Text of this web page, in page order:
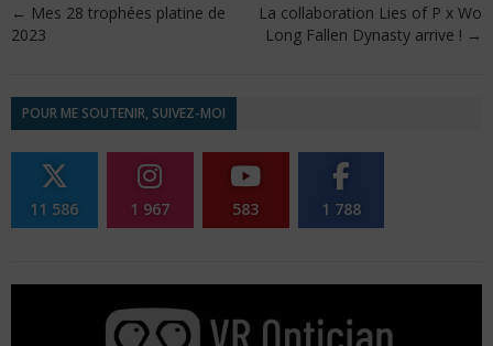
← Mes 28 trophées platine de
2023
La collaboration Lies of P x Wo
Long Fallen Dynasty arrive ! →
POUR ME SOUTENIR, SUIVEZ-MOI
11 586 1 967 583 1 788